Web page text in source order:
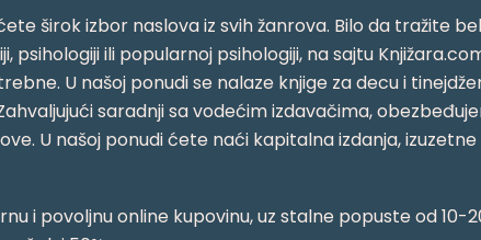
širok izbor naslova iz svih žanrova. Bilo da tražite
ili popularnoj psihologiji, na sajtu
U našoj ponudi se nalaze knjige za decu i
saradnji sa vodećim izdavačima,
U našoj ponudi ćete naći kapitalna izdanja, izuzetne
i povoljnu online kupovinu, uz stalne popuste od 10-